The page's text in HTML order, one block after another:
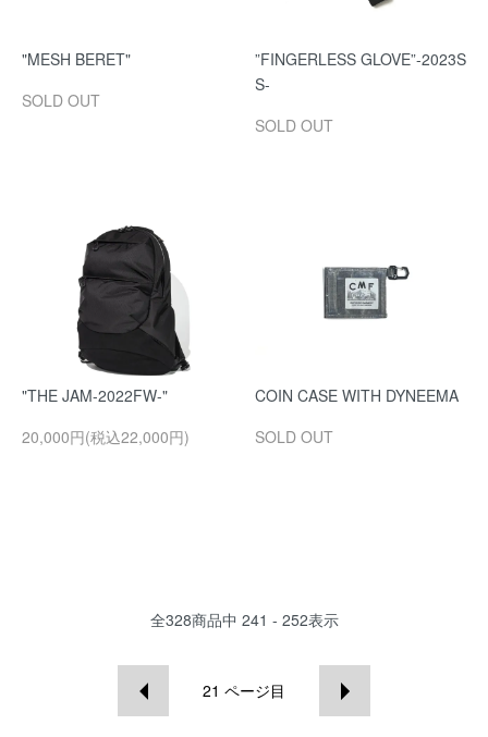
"MESH BERET"
SOLD OUT
”FINGERLESS GLOVE”-2023S
S-
SOLD OUT
"THE JAM-2022FW-"
20,000円(税込22,000円)
COIN CASE WITH DYNEEMA
SOLD OUT
全328商品中 241 - 252表示
21 ページ目